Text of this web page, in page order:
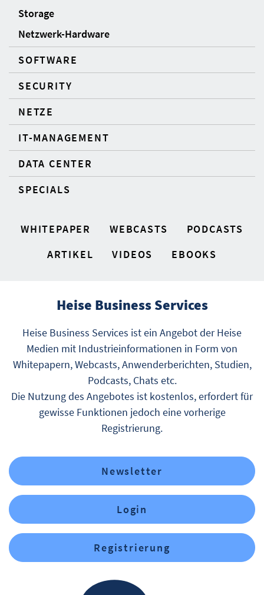
Storage
Netzwerk-Hardware
SOFTWARE
SECURITY
NETZE
IT-MANAGEMENT
DATA CENTER
SPECIALS
WHITEPAPER WEBCASTS
PODCASTS
ARTIKEL
VIDEOS EBOOKS
Heise Business Services
Heise Business Services ist ein Angebot der Heise
Medien mit Industrieinformationen in Form von
Whitepapern, Webcasts, Anwenderberichten, Studien,
Podcasts, Chats etc.
Die Nutzung des Angebotes ist kostenlos, erfordert für
gewisse Funktionen jedoch eine vorherige
Registrierung.
Newsletter
Login
Registrierung